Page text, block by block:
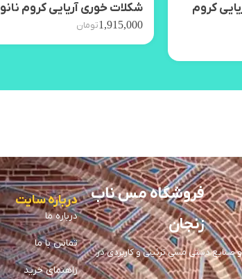
کروم
شکلات خوری آریایی کروم نانو
1,915,000تومان
فروشگاه مس ناب
زنجان
دستی مسی تزئینی و کاربردی در
درباره سایت
درباره ما
تماس با ما
راهنمای خرید